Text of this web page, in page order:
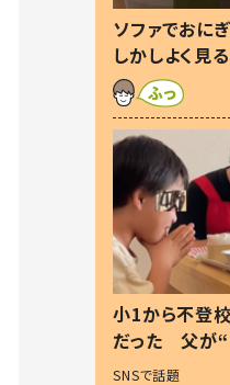
ソファでおに
しかしよく見
察した母の投
す！」「現行犯〜」
小1から不登校
だった 父が“
る理由とは #
SNSで話題